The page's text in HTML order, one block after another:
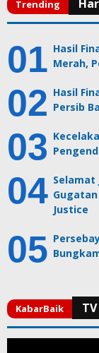
Hasil
Merah,
Hasil
Persib
Selamat
Justice